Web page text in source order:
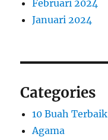
Februari 2024
Januari 2024
Categories
10 Buah Terbaik
Agama